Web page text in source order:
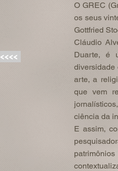
<<<<
O GREC
os seus
Gottfried
Cláudio
Duarte, é
diversidade
arte, a
que vem
ciência da
E assim,